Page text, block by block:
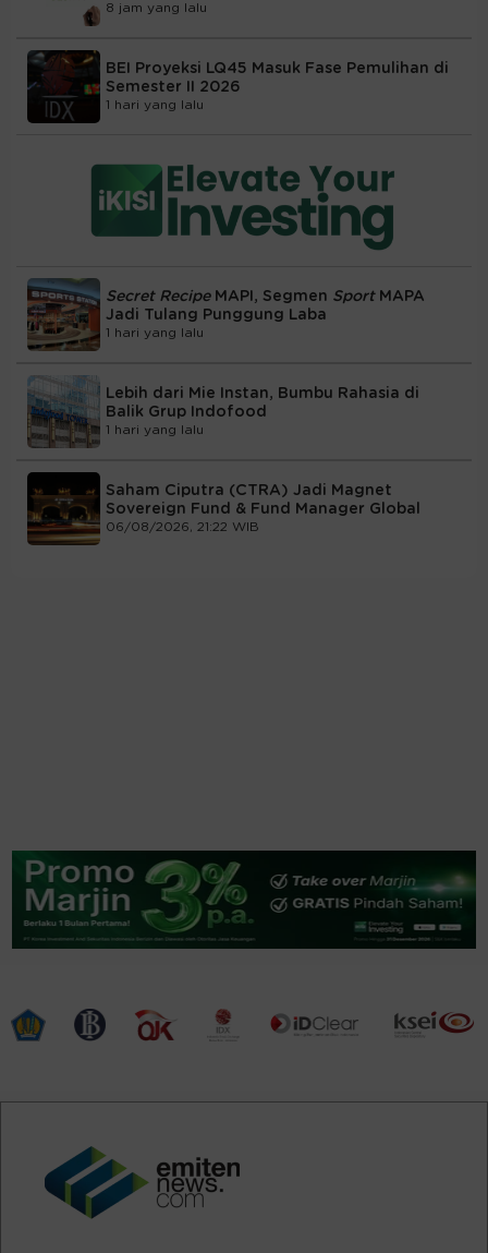
8 jam yang lalu
BEI Proyeksi LQ45 Masuk Fase Pemulihan di
Semester II 2026
1 hari yang lalu
Secret RecipeMAPI, Segmen Sport MAPA
Jadi Tulang Punggung Laba
1 hari yang lalu
Lebih dari Mie Instan, Bumbu Rahasia di
Balik Grup Indofood
1 hari yang lalu
Saham Ciputra (CTRA) Jadi Magnet
Sovereign Fund & Fund Manager Global
06/08/2026, 21:22 WIB